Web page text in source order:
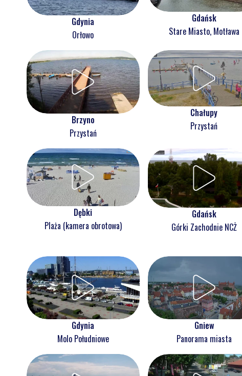
Gdynia
Orłowo
Gdańsk
Stare Miasto, Motława
Brzyno
Przystań
Chałupy
Przystań
Dębki
Plaża (kamera obrotowa)
Gdańsk
Górki Zachodnie NCŻ
Gdynia
Molo Południowe
Gniew
Panorama miasta